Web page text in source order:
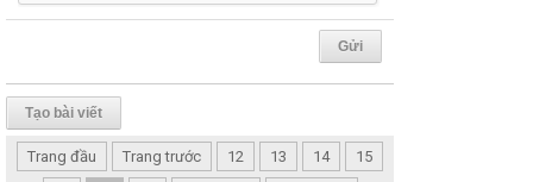
Tạo bài viết
Trang đầu Trang trước 12 13 14
15